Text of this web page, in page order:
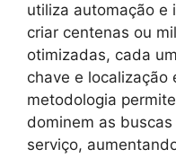
utiliza automação e
criar centenas ou
otimizadas, cada
chave e localização
metodologia
dominem as
serviço,